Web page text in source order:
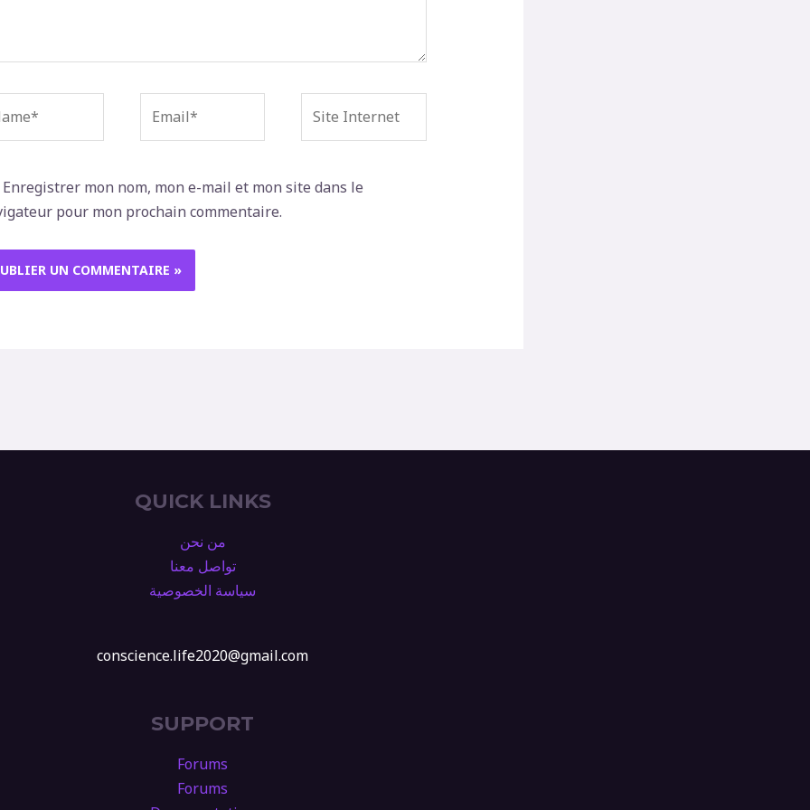
Internet
Enregistrer mon nom, mon e-mail et mon site dans le
pour mon prochain commentaire.
QUICK LINKS
من نحن
تواصل معنا
سياسة الخصوصية
conscience.life2020@gmail.com
SUPPORT
Forums
Forums